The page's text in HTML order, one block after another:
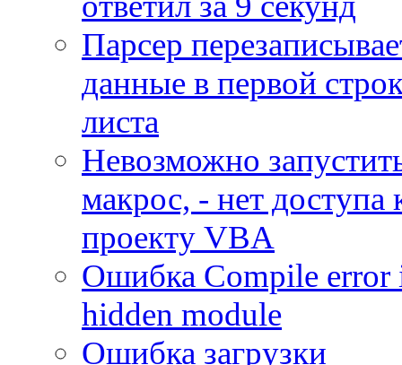
Парсер
данные в первой
листа
Невозможно
макрос, - нет доступа
проекту VBA
Ошибка Compile error
hidden module
Ошибка загрузки